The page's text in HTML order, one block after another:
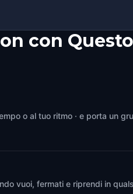
con Questo
o al tuo ritmo · e porta un
vuoi, fermati e riprendi in